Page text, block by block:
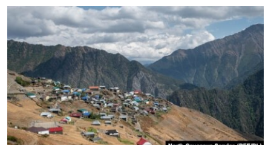
Вернутся
поиску
КАВКАЗ.РЕАЛИИ
СЕВЕР.РЕАЛИИ
СИБИРЬ.РЕАЛИИ
РАСПИСАНИЕ ВЕЩАНИЯ
ПОДПИШИТЕСЬ НА РАССЫЛКУ
СОЦИАЛЬНЫЕ СЕТИ